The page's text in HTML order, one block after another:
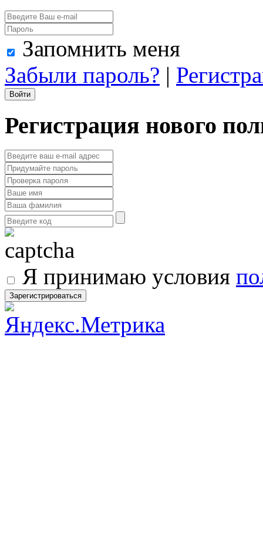
Запомнить меня
Забыли пароль? |
Регистрация нового
Я принимаю условия